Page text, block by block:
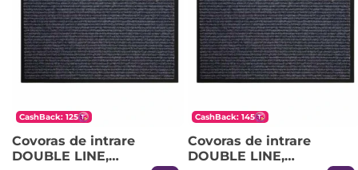
CashBack: 125
Covoras de intrare
DOUBLE LINE,
CashBack: 145
Covoras de intrare
DOUBLE LINE,